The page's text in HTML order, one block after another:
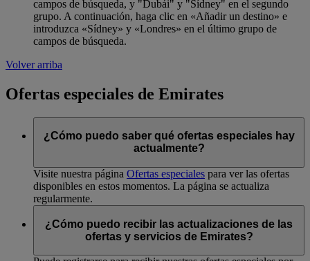
campos de búsqueda, y "Dubái" y "Sídney" en el segundo
grupo. A continuación, haga clic en «Añadir un destino» e
introduzca «Sídney» y «Londres» en el último grupo de
campos de búsqueda.
Volver arriba
Ofertas especiales de Emirates
¿Cómo puedo saber qué ofertas especiales hay
actualmente?
Visite nuestra página Ofertas especiales para ver las ofertas
disponibles en estos momentos. La página se actualiza
regularmente.
¿Cómo puedo recibir las actualizaciones de las
ofertas y servicios de Emirates?